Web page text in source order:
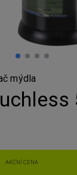
mýdla
AKČNÍ CENA